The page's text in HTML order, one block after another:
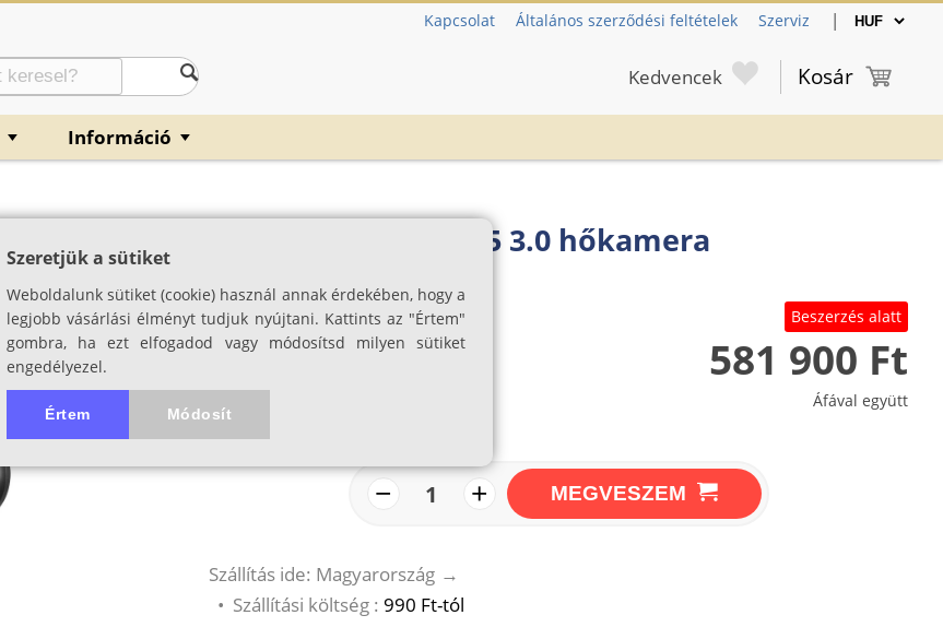
Kapcsolat Általános szerződési feltételek Szerviz |
Kedvencek Kosár
▼ Információ ▼
Hikmicro Lynx LQ35 3.0 hőkamera
Beszerzés alatt
581 900 Ft
Áfával együtt
− 1 + MEGVESZEM
Szállítás ide: Magyarország →
• Szállítási költség : 990 Ft-tól
Szeretjük a sütiket
Weboldalunk sütiket (cookie) használ annak érdekében, hogy a
legjobb vásárlási élményt tudjuk nyújtani. Kattints az "Értem"
gombra, ha ezt elfogadod vagy módosítsd milyen sütiket
engedélyezel.
Értem Módosít